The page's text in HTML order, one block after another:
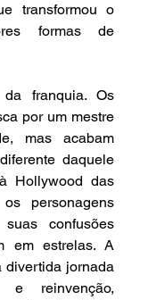
transformou o
formas de
franquia. Os
por um mestre
mas acabam
daquele
Hollywood das
personagens
confusões
em estrelas. A
divertida jornada
e reinvenção,